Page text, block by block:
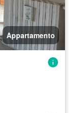
Appartamento